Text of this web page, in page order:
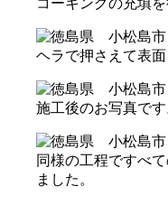
コーキングの充填を
ヘラで押さえて表面
施工後のお写真です
同様の工程ですべ
ました。